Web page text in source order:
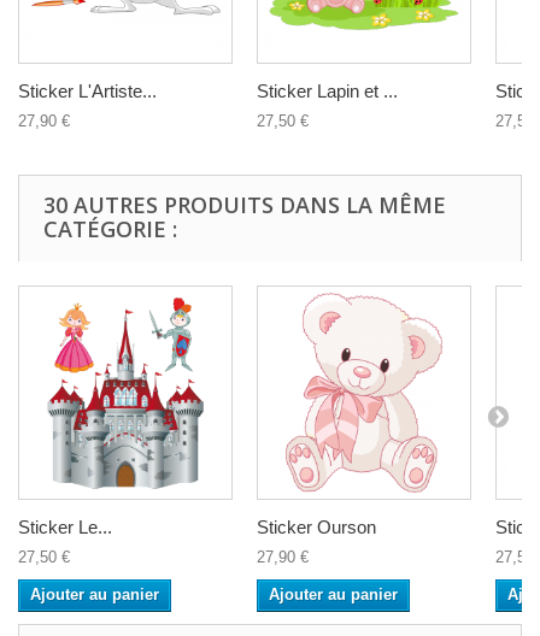
Sticker L'Artiste...
27,90 €
Sticker Lapin et ...
27,50 € 27,50
30 AUTRES PRODUITS DANS LA MÊME
CATÉGORIE :
Sticker Le...
27,50 €
Ajouter au panier
Sticker Ourson
27,90 €
Ajouter au panier
27,50